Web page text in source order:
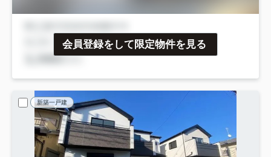
会員登録をして限定物件を見る
新築一戸建